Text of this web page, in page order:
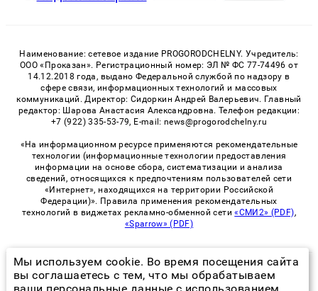
Наименование: сетевое издание PROGORODCHELNY. Учредитель:
ООО «Проказан». Регистрационный номер: ЭЛ № ФС 77-74496 от
14.12.2018 года, выдано Федеральной службой по надзору в
сфере связи, информационных технологий и массовых
коммуникаций. Директор: Сидоркин Андрей Валерьевич. Главный
редактор: Шарова Анастасия Александровна. Телефон редакции:
+7 (922) 335-53-79, E-mail: news@progorodchelny.ru
«На информационном ресурсе применяются рекомендательные
технологии (информационные технологии предоставления
информации на основе сбора, систематизации и анализа
сведений, относящихся к предпочтениям пользователей сети
«Интернет», находящихся на территории Российской
Федерации)». Правила применения рекомендательных
технологий в виджетах рекламно-обменной сети«СМИ2» (PDF),
«Sparrow» (PDF)
© 2026 «PROGorodChelny» | Все права защищены
Мы используем cookie. Во время посещения сайта
вы соглашаетесь с тем, что мы обрабатываем